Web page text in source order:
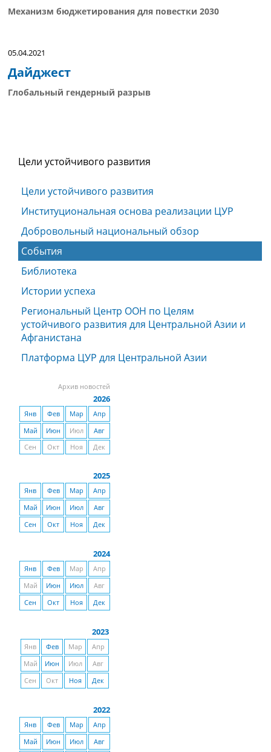
Механизм бюджетирования для повестки 2030
05.04.2021
Дайджест
Глобальный гендерный разрыв
Цели устойчивого развития
Цели устойчивого развития
Институциональная основа реализации ЦУР
Добровольный национальный обзор
События
Библиотека
Истории успеха
Региональный Центр ООН по Целям
устойчивого развития для Центральной Азии и
Афганистана
Платформа ЦУР для Центральной Азии
Архив новостей
2026
Янв Фев Мар
Апр
Май
Июн Июл
Авг
Сен
Окт Ноя Дек
2025
Янв Фев Мар
Апр
Май
Июн Июл
Авг
Сен
Окт Ноя Дек
2024
Янв Фев Мар
Апр
Май
Июн Июл
Авг
Сен
Окт Ноя Дек
2023
Янв Фев Мар
Апр
Май
Июн Июл
Авг
Сен
Окт Ноя Дек
2022
Янв Фев Мар
Апр
Май
Июн Июл Авг